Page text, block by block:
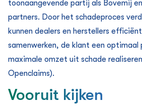
toonaangevende partij als Bovemij
partners. Door het schadeproces
kunnen dealers en herstellers
samenwerken, de klant een optimaal
maximale omzet uit schade
Openclaims).
Vooruit kijken